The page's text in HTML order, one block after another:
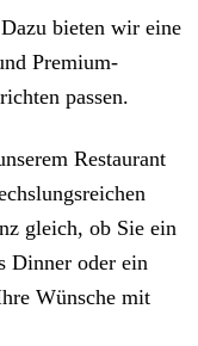
bieten wir eine
Premium-
passen.
Restaurant
gleich, ob Sie ein
Dinner oder ein
Wünsche mit